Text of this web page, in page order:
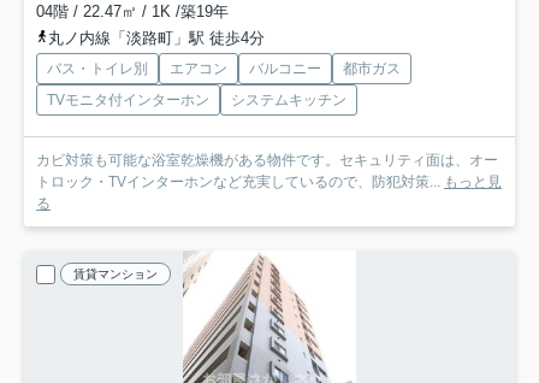
04階 / 22.47㎡ / 1K /築19年
丸ノ内線「淡路町」駅 徒歩4分
バス・トイレ別 エアコン バルコニー
都市ガス
TVモニタ付インターホン
システムキッチン
カビ対策も可能な浴室乾燥機がある物件です。セキュリティ面は、オー
トロック・TVインターホンなど充実しているので、防犯対策... もっと見
る
賃貸マンション